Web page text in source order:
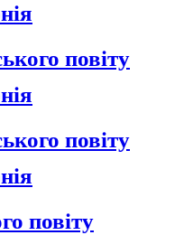
повіту
повіту
повіту